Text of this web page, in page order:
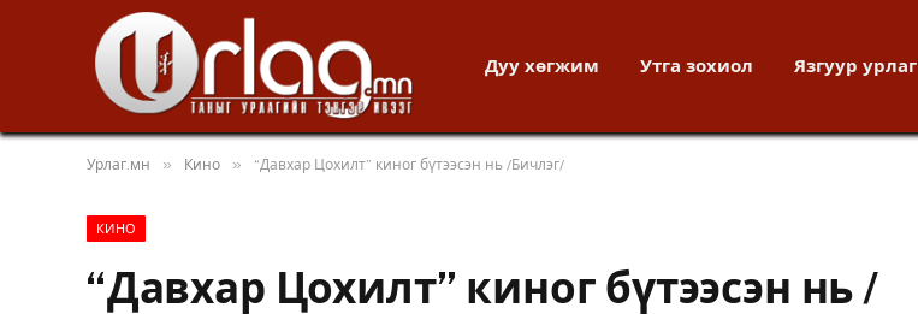
Дуу хөгжим Утга зохиол Язгуур урлаг
Урлаг.мн » Кино » “Давхар Цохилт” киног бүтээсэн нь /Бичлэг/
КИНО
“Давхар Цохилт” киног бүтээсэн нь /